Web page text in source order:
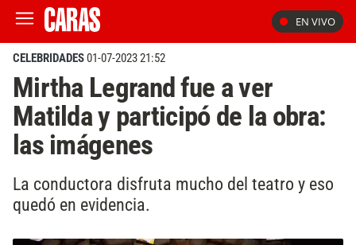
EN VIVO
CELEBRIDADES01-07-2023 21:52
Mirtha Legrand fue a ver
Matilda y participó de la obra:
las imágenes
La conductora disfruta mucho del teatro y eso
quedó en evidencia.